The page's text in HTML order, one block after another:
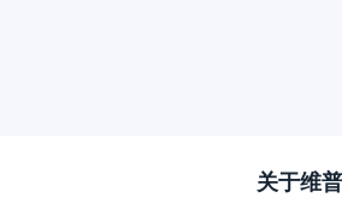
关于维普